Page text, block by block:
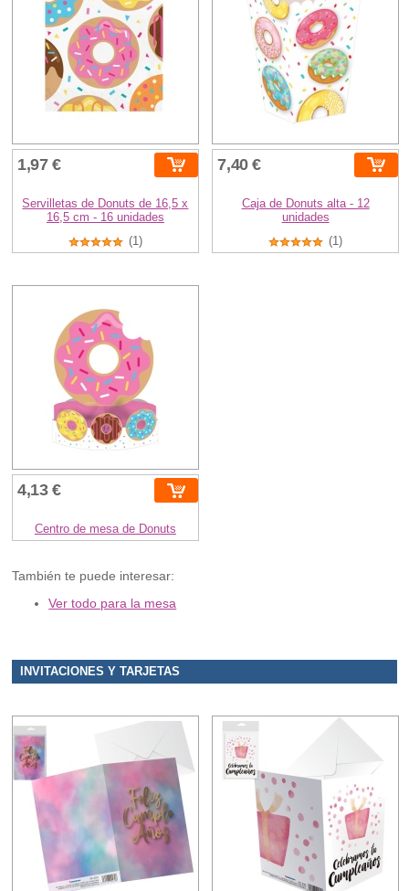
1,97 €
Servilletas de Donuts de 16,5 x
16,5 cm - 16 unidades
(1)
7,40 €
Caja de Donuts alta - 12
unidades
(1)
4,13 €
Centro de mesa de Donuts
También te puede interesar:
Ver todo para la mesa
INVITACIONES Y TARJETAS